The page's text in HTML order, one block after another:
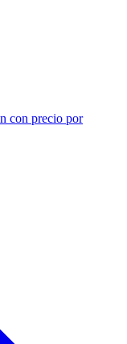
con precio por